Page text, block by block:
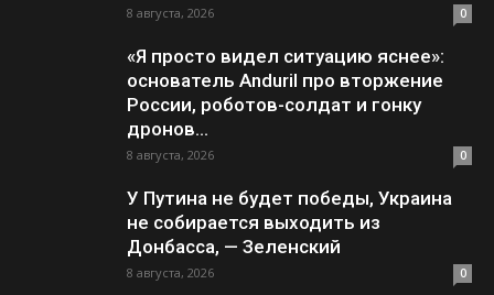
8 августа, 2026 0
«Я просто видел ситуацию яснее»:
основатель Anduril про вторжение
России, роботов-солдат и гонку
дронов...
8 августа, 2026 0
У Путина не будет победы, Украина
не собирается выходить из
Донбасса, — Зеленский
8 августа, 2026 0